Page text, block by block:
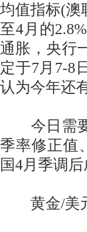
均值指标(澳
至4月的
通胀，央行
定于7月7-8
认为今年还
今日需要
季率修正值
国4月季调
黄金/美